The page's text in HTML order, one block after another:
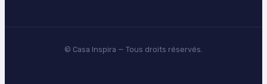
© Casa Inspira — Tous droits réservés.